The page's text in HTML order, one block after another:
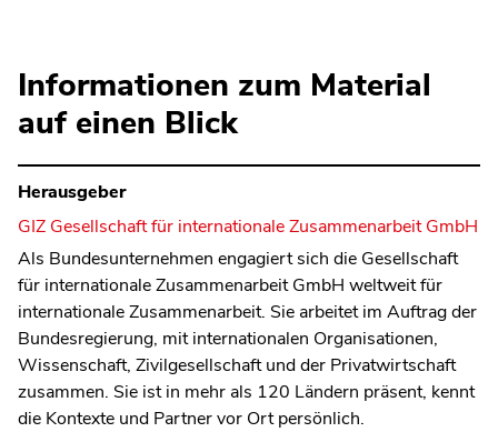
Informationen zum Material
auf einen Blick
Herausgeber
GIZ Gesellschaft für internationale Zusammenarbeit GmbH
Als Bundesunternehmen engagiert sich die Gesellschaft
für internationale Zusammenarbeit GmbH weltweit für
internationale Zusammenarbeit. Sie arbeitet im Auftrag der
Bundesregierung, mit internationalen Organisationen,
Wissenschaft, Zivilgesellschaft und der Privatwirtschaft
zusammen. Sie ist in mehr als 120 Ländern präsent, kennt
die Kontexte und Partner vor Ort persönlich.